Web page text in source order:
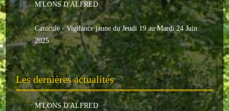
Les commissions
Les comptes rendus
Le personnel communal
L'Echo de Nuaillé
Tarifs et locations
M'LONS D'ALFRED
Canicule - Vigilance jaune du Jeudi 19 au Mardi 24 Juin
2025
Les dernières actualités
M'LONS D'ALFRED